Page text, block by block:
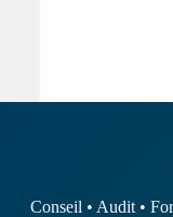
Conseil • Audit •